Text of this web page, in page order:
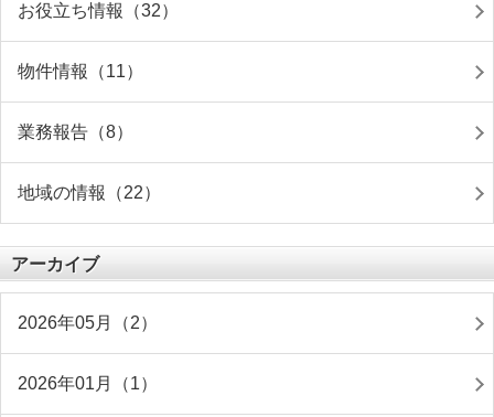
お役立ち情報（32）
物件情報（11）
業務報告（8）
地域の情報（22）
アーカイブ
2026年05月（2）
2026年01月（1）